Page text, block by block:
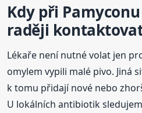
Kdy při
raději
Lékaře není nutné volat jen
omylem vypili malé pivo. Jiná
k tomu přidají nové nebo
U lokálních antibiotik